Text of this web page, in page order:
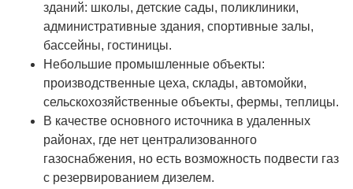
зданий: школы, детские сады, поликлиники,
административные здания, спортивные залы,
бассейны, гостиницы.
Небольшие промышленные объекты:
производственные цеха, склады, автомойки,
сельскохозяйственные объекты, фермы, теплицы.
В качестве основного источника в удаленных
районах, где нет централизованного
газоснабжения, но есть возможность подвести газ
с резервированием дизелем.